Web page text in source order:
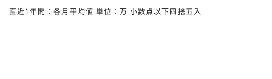
直近1年間：各月平均値 単位：万 小数点以下四捨五入